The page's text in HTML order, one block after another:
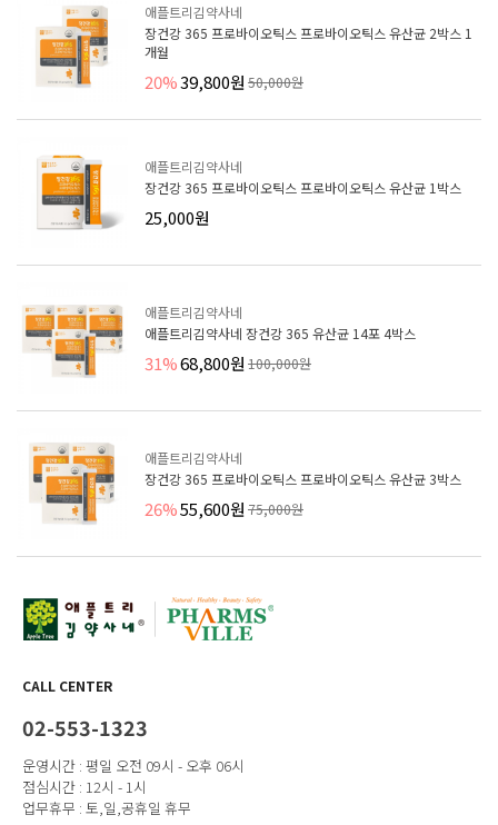
애플트리김약사네
장건강 365 프로바이오틱스 프로바이오틱스 유산균 2박스 1
개월
20%39,800원 50,000원
애플트리김약사네
장건강 365 프로바이오틱스 프로바이오틱스 유산균 1박스
25,000원
애플트리김약사네
애플트리김약사네 장건강 365 유산균 14포 4박스
31%68,800원 100,000원
애플트리김약사네
장건강 365 프로바이오틱스 프로바이오틱스 유산균 3박스
26%55,600원 75,000원
CALL CENTER
02-553-1323
운영시간 : 평일 오전 09시 - 오후 06시
점심시간 : 12시 - 1시
업무휴무 : 토,일,공휴일 휴무